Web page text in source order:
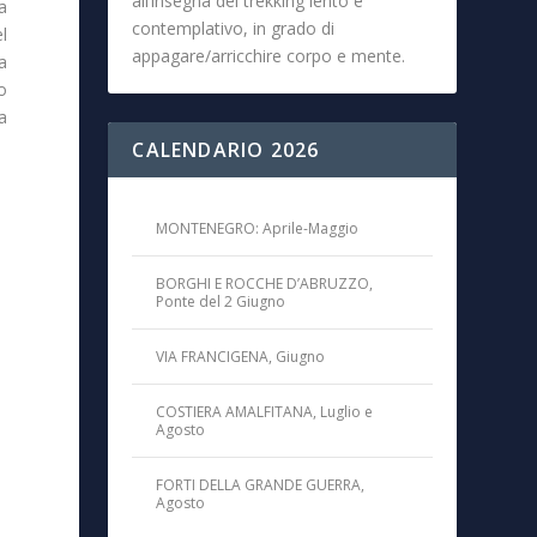
contemplativo, in grado di
appagare/arricchire corpo e mente.
CALENDARIO 2026
MONTENEGRO: Aprile-Maggio
BORGHI E ROCCHE D’ABRUZZO,
Ponte del 2 Giugno
VIA FRANCIGENA, Giugno
COSTIERA AMALFITANA, Luglio e
Agosto
FORTI DELLA GRANDE GUERRA,
Agosto